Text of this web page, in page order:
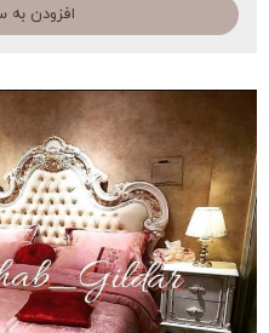
افزودن به